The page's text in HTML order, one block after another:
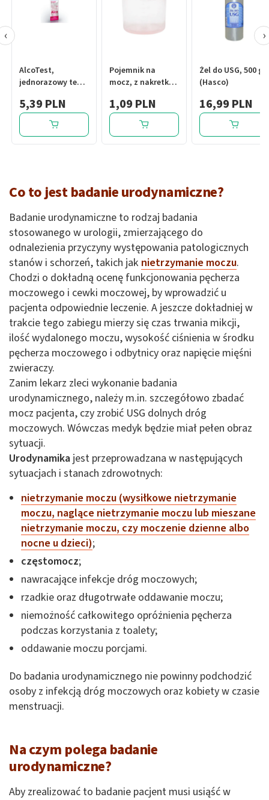
AlcoTest,
jednorazowy test
alkoholu, 1 szt.
5,39 PLN
Pojemnik na
mocz, z nakretką,
120 ml
1,09 PLN
Żel do USG, 500 g
(Hasco)
16,99 PLN
‹ ›
Co to jest badanie urodynamiczne?
Badanie urodynamiczne to rodzaj badania
stosowanego w urologii, zmierzającego do
odnalezienia przyczyny występowania patologicznych
stanów i schorzeń, takich jak nietrzymanie moczu.
Chodzi o dokładną ocenę funkcjonowania pęcherza
moczowego i cewki moczowej, by wprowadzić u
pacjenta odpowiednie leczenie. A jeszcze dokładniej w
trakcie tego zabiegu mierzy się czas trwania mikcji,
ilość wydalonego moczu, wysokość ciśnienia w środku
pęcherza moczowego i odbytnicy oraz napięcie mięśni
zwieraczy.
Zanim lekarz zleci wykonanie badania
urodynamicznego, należy m.in. szczegółowo zbadać
mocz pacjenta, czy zrobić USG dolnych dróg
moczowych. Wówczas medyk będzie miał pełen obraz
sytuacji.
Urodynamika jest przeprowadzana w następujących
sytuacjach i stanach zdrowotnych:
nietrzymanie moczu (wysiłkowe nietrzymanie
moczu, naglące nietrzymanie moczu lub mieszane
nietrzymanie moczu, czy moczenie dzienne albo
nocne u dzieci);
częstomocz;
nawracające infekcje dróg moczowych;
rzadkie oraz długotrwałe oddawanie moczu;
niemożność całkowitego opróżnienia pęcherza
podczas korzystania z toalety;
oddawanie moczu porcjami.
Do badania urodynamicznego nie powinny podchodzić
osoby z infekcją dróg moczowych oraz kobiety w czasie
menstruacji.
Na czym polega badanie
urodynamiczne?
Aby zrealizować to badanie pacjent musi usiąść w